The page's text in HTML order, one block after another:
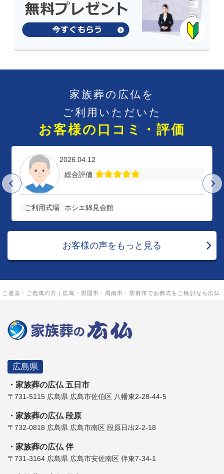
ご逝去・ご危篤の方｜広島・岩国市・周南市・防府市でお葬式をご検討なら広仏
家族葬の広仏を
ご利用いただいた
お客様の口コミ・評価
2026.04.12
総合評価
ご利用式場 ホシエ錦見会館
お客様の声をもっと見る
広島県
家族葬の広仏 五日市
〒731-5115 広島県 広島市佐伯区 八幡東2-28-44-5
家族葬の広仏 段原
〒732-0818 広島県 広島市南区 段原日出2-2-18
家族葬の広仏 伴
〒731-3164 広島県 広島市安佐南区 伴東7-34-1